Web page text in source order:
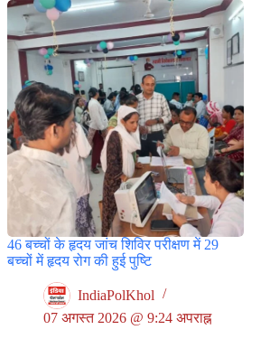
46 बच्चों के हृदय जांच शिविर परीक्षण में 29
बच्चों में हृदय रोग की हुई पुष्टि
IndiaPolKhol
07 अगस्त 2026 @ 9:24 अपराह्न